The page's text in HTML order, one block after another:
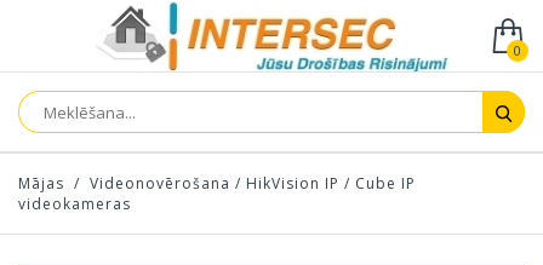
0
Mājas / Videonovērošana / HikVision IP / Cube IP
videokameras